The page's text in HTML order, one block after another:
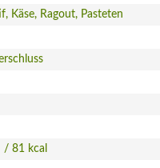
Käse, Ragout, Pasteten
/ 81 kcal